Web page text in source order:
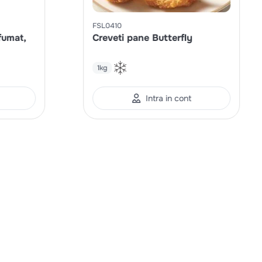
FSL0410
Creveti pane Butterfly
1kg
Intra in cont